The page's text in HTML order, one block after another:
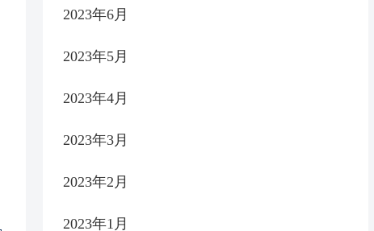
2023年6月
2023年5月
2023年4月
2023年3月
2023年2月
2023年1月